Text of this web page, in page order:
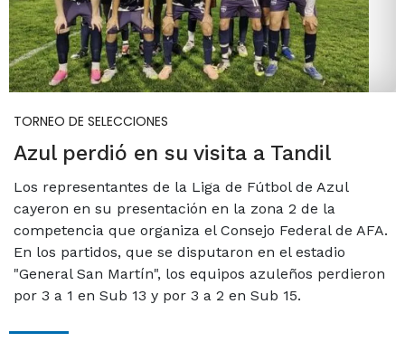
TORNEO DE SELECCIONES
Azul perdió en su visita a Tandil
Los representantes de la Liga de Fútbol de Azul
cayeron en su presentación en la zona 2 de la
competencia que organiza el Consejo Federal de AFA.
En los partidos, que se disputaron en el estadio
"General San Martín", los equipos azuleños perdieron
por 3 a 1 en Sub 13 y por 3 a 2 en Sub 15.